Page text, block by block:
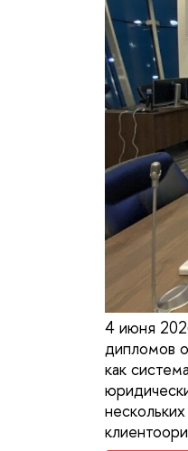
4 июня
дипломов
как